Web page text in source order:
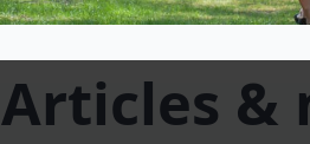
Articles &